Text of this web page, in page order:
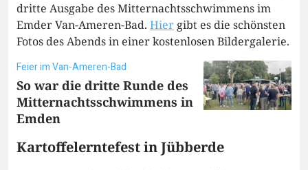
dritte Ausgabe des Mitternachtsschwimmens im
Emder Van-Ameren-Bad. Hier gibt es die schönsten
Fotos des Abends in einer kostenlosen Bildergalerie.
Feier im Van-Ameren-Bad
So war die dritte Runde des
Mitternachtsschwimmens in
Emden
Kartoffelerntefest in Jübberde